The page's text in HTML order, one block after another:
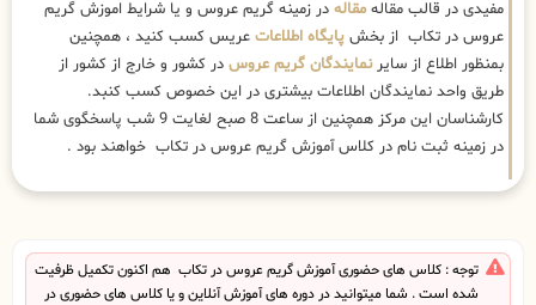
مفیدی در قالب مقاله مقاله در زمینه گریم عروس و یا شرایط اموزش گریم
عروس در تکاب از بخش پایگاه اطلاعات عریس کسب کنید ، همچنین
بمنظور اطلاع از سایرنمایندگان گریم عروس در کشور و خارج از کشور از
طریق واحد نمایندگان اطلاعات بیشتری در این خصوص کسب کنبد.
کارشناسان این مرکز همچنین از ساعت 8 صبح لغایت 9 شب پاسخگوی شما
در زمینه ثبت نام در کلاس آموزش گریم عروس در تکاب خواهند بود .
توجه : کلاس های حضوری آموزش گریم عروس در تکاب هم اکنون تکمیل ظرفیت
شده است . شما میتوانید در دوره های آموزش آنلاین و یا کلاس های حضوری در